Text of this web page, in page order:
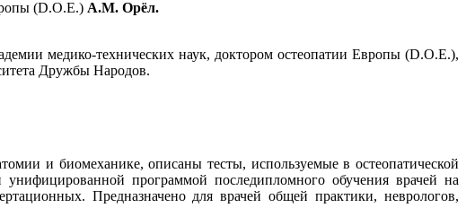
(D.O.E.) А.М. Орёл.
медико-технических наук, доктором остеопатии Европы (D.O.E.),
Дружбы Народов.
и биомеханике, описаны тесты, используемые в остеопатической
программой последипломного обучения врачей на
Предназначено для врачей общей практики, неврологов,